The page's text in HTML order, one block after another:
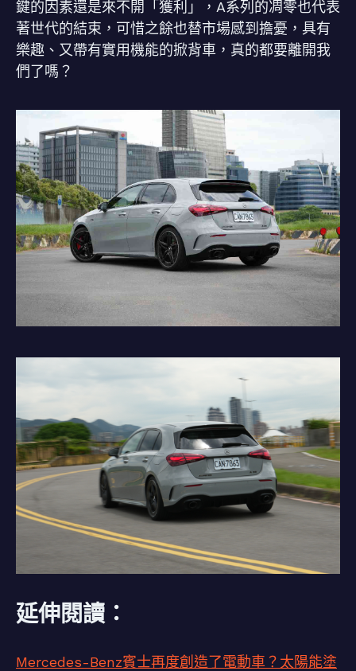
鍵的因素還是來不開「獲利」，A系列的凋零也代表
著世代的結束，可惜之餘也替市場感到擔憂，具有
樂趣、又帶有實用機能的掀背車，真的都要離開我
們了嗎？
延伸閱讀：
Mercedes-Benz賓士再度創造了電動車？太陽能塗